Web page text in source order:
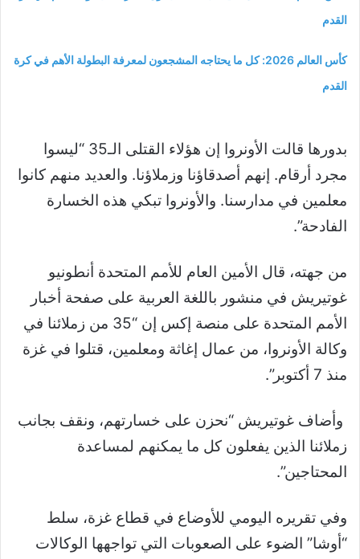
القدم
كأس العالم 2026: كل ما يحتاجه المشجعون لمعرفة البطولة الأهم في كرة
القدم
بدورها قالت الأونروا إن هؤلاء القتلى الـ35 “ليسوا
مجرد أرقام. إنهم أصدقاؤنا وزملاؤنا. والعديد منهم كانوا
معلمين في مدارسنا. والأونروا تبكي هذه الخسارة
الفادحة”.
من جهته، قال الأمين العام للأمم المتحدة أنطونيو
غوتيريش في منشور باللغة العربية على صفحة أخبار
الأمم المتحدة على منصة إكس إن “35 من زملائنا في
وكالة الأونروا، من عمال إغاثة ومعلمين، قتلوا في غزة
منذ 7 أكتوبر”.
وأضاف غوتيريش “نحزن على خسارتهم، ونقف بجانب
زملائنا الذين يفعلون كل ما يمكنهم لمساعدة
المحتاجين”.
وفي تقريره اليومي للأوضاع في قطاع غزة، سلط
“أوشا” الضوء على الصعوبات التي تواجهها الوكالات